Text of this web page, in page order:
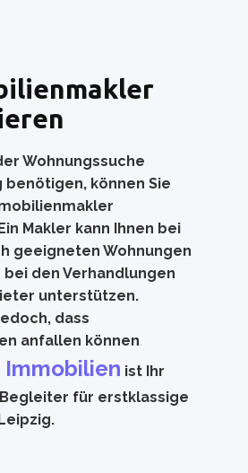
Wohnungssuche
können Sie
Makler kann Ihnen bei
geeigneten Wohnungen
bei den Verhandlungen
unterstützen.
dass
anfallen können.
ist Ihr
für erstklassige